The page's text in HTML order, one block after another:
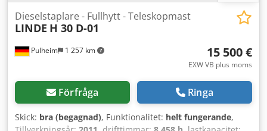
Pulheim 1 257 km
Dieselstaplare - Fullhytt - Teleskopmast
LINDE H 30 D-01
15 500 €
EXW VB plus moms
Förfråga Ringa
Skick: bra (begagnad), Funktionalitet: helt fungerande,